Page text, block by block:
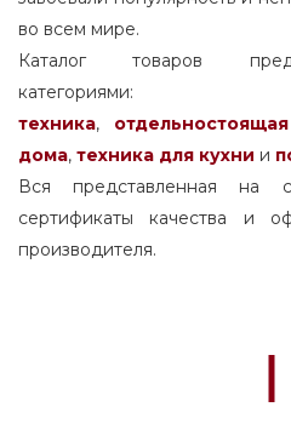
во всем мире.
Каталог товаров
техника, отдельностоящая
дома, техника для кухни и
Вся представленная на
сертификаты качества и
производителя.